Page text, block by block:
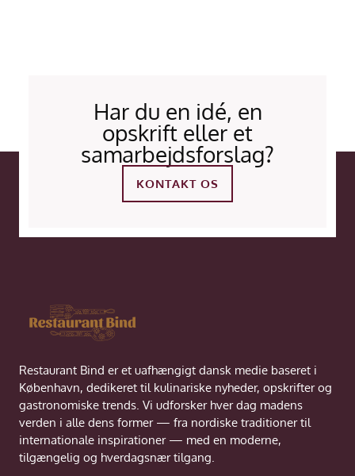
Har du en idé, en
opskrift eller et
samarbejdsforslag?
KONTAKT OS
Restaurant Bind er et uafhængigt dansk medie baseret i
København, dedikeret til kulinariske nyheder, opskrifter og
gastronomiske trends. Vi udforsker hver dag madens
verden i alle dens former — fra nordiske traditioner til
internationale inspirationer — med en moderne,
tilgængelig og hverdagsnær tilgang.